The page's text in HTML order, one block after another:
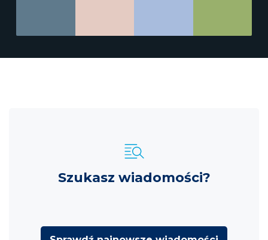
Szukasz wiadomości?